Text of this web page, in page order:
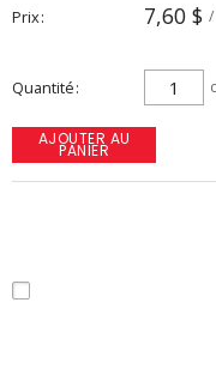
Prix 7,60 $ /
Quantité
AJOUTER AU
PANIER